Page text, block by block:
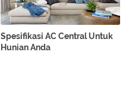
Spesifikasi AC Central Untuk
Hunian Anda